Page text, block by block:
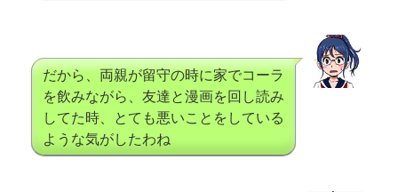
だから、両親が留守の時に家でコーラ
を飲みながら、友達と漫画を回し読み
してた時、とても悪いことをしている
ような気がしたわね